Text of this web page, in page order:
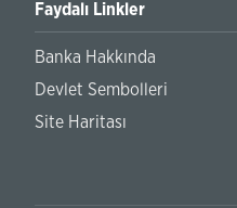
Faydalı Linkler
Banka Hakkında
Devlet Sembolleri
Site Haritası